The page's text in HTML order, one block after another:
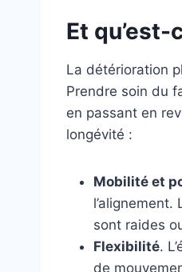
Et
La détérioration
Prendre soin du
en passant en
longévité :
Mobilité et
sont raides
Flexibilité.
de